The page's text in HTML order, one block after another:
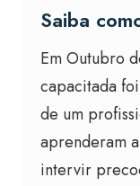
Saiba
Em Outubro
capacitada
de um
aprenderam
intervir